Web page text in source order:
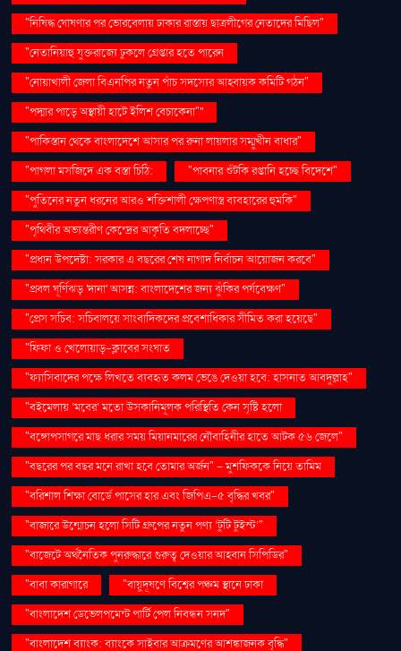
"নিষিদ্ধ ঘোষণার পর ভোরবেলায় ঢাকার রাস্তায় ছাত্রলীগের নেতাদের মিছিল"
"নেতানিয়াহু যুক্তরাজ্যে ঢুকলে গ্রেপ্তার হতে পারেন
"নোয়াখালী জেলা বিএনপির নতুন পাঁচ সদস্যের আহ্বায়ক কমিটি গঠন"
"পদ্মার পাড়ে অস্থায়ী হাটে ইলিশ বেচাকেনা"''
"পাকিস্তান থেকে বাংলাদেশে আসার পর রুনা লায়লার সম্মুখীন বাধার"
"পাগলা মসজিদে এক বস্তা চিঠি:
"পাবনার শুঁটকি রপ্তানি হচ্ছে বিদেশে"
"পুতিনের নতুন ধরনের আরও শক্তিশালী ক্ষেপণাস্ত্র ব্যবহারের হুমকি"
"পৃথিবীর অভ্যন্তরীণ কেন্দ্রের আকৃতি বদলাচ্ছে"
"প্রধান উপদেষ্টা: সরকার এ বছরের শেষ নাগাদ নির্বাচন আয়োজন করবে"
"প্রবল ঘূর্ণিঝড় 'দানা' আসন্ন: বাংলাদেশের জন্য ঝুঁকির পর্যবেক্ষণ"
"প্রেস সচিব: সচিবালয়ে সাংবাদিকদের প্রবেশাধিকার সীমিত করা হয়েছে"
"ফিফা ও খেলোয়াড়-ক্লাবের সংঘাত
"ফ্যাসিবাদের পক্ষে লিখতে ব্যবহৃত কলম ভেঙে দেওয়া হবে: হাসনাত আবদুল্লাহ"
"বইমেলায় ‘মবের’ মতো উসকানিমূলক পরিস্থিতি কেন সৃষ্টি হলো
"বঙ্গোপসাগরে মাছ ধরার সময় মিয়ানমারের নৌবাহিনীর হাতে আটক ৫৬ জেলে"
"বছরের পর বছর মনে রাখা হবে তোমার অর্জন" – মুশফিককে নিয়ে তামিম
"বরিশাল শিক্ষা বোর্ডে পাসের হার এবং জিপিএ-৫ বৃদ্ধির খবর"
"বাজারে উন্মোচন হলো সিটি গ্রুপের নতুন পণ্য ‘টুটি টুইস্ট’"
"বাজেটে অর্থনৈতিক পুনরুদ্ধারে গুরুত্ব দেওয়ার আহ্বান সিপিডির"
"বাবা কারাগারে
"বায়ুদূষণে বিশ্বের পঞ্চম স্থানে ঢাকা
"বাংলাদেশ ডেভেলপমেন্ট পার্টি পেল নিবন্ধন সনদ"
"বাংলাদেশ ব্যাংক: ব্যাংকে সাইবার আক্রমণের আশঙ্কাজনক বৃদ্ধি"